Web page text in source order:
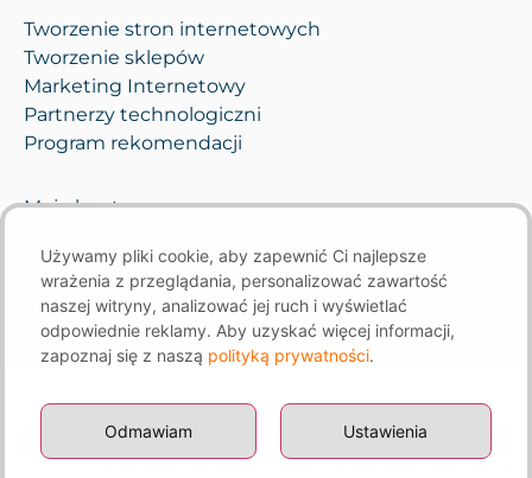
Tworzenie stron internetowych
Tworzenie sklepów
Marketing Internetowy
Partnerzy technologiczni
Program rekomendacji
Moje konto
Kontakt
Używamy pliki cookie, aby zapewnić Ci najlepsze
wrażenia z przeglądania, personalizować zawartość
naszej witryny, analizować jej ruch i wyświetlać
odpowiednie reklamy. Aby uzyskać więcej informacji,
zapoznaj się z naszą polityką prywatności.
Ustawienia
Odmawiam